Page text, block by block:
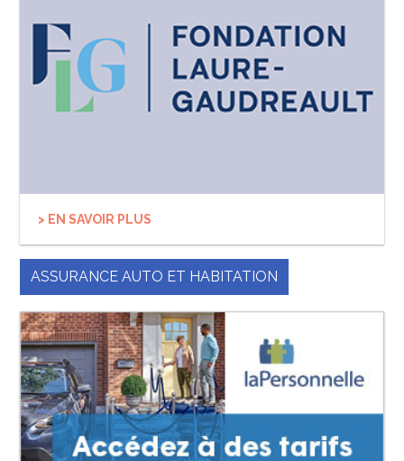
> EN SAVOIR PLUS
ASSURANCE AUTO ET HABITATION